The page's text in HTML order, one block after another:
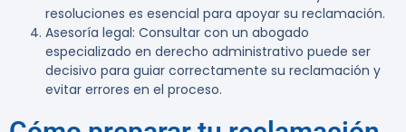
resoluciones es esencial para apoyar su reclamación.
Asesoría legal: Consultar con un abogado
especializado en derecho administrativo puede ser
decisivo para guiar correctamente su reclamación y
evitar errores en el proceso.